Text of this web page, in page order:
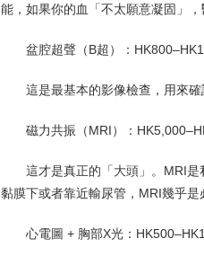
能，如果你的血「不太願意凝固」
盆腔超聲（B超）：
這是最基本的影像檢查，用來
磁力共振（MRI）：
這才是真正的「大頭」。MRI
黏膜下或者靠近輸尿管，MRI幾乎是
心電圖 + 胸部X光：